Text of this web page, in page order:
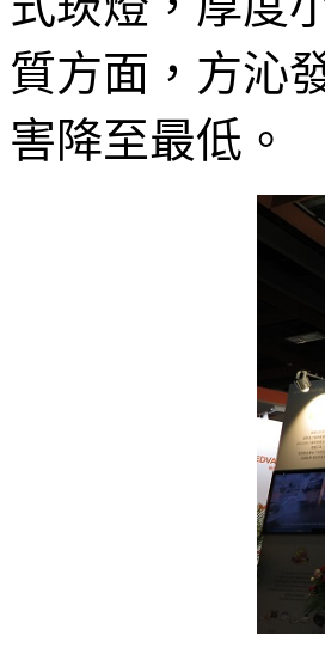
質方面，方沁
害降至最低。